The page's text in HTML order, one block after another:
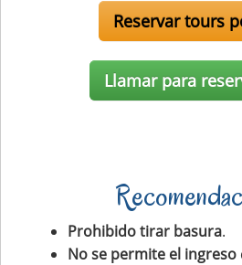
Reservar tours
Llamar para
Prohibido tirar basura.
No se permite el ingreso